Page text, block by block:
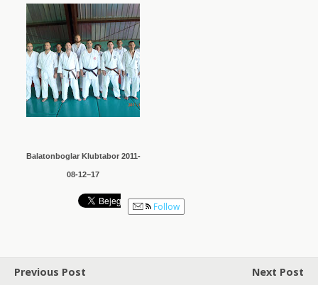
Balatonboglar Klubtabor 2011-
08-12–17
Follow
Previous Post
Next Post